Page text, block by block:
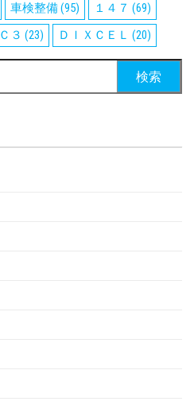
車検整備(95) １４７ (69)
Ｃ３ (23) ＤＩＸＣＥＬ (20)